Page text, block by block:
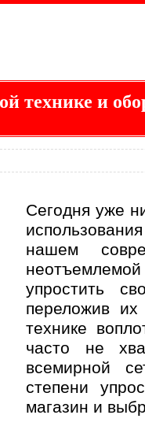
технике и
Сегодня уже
нашем
упростить
переложив
технике
часто не
всемирной
степени
магазин и